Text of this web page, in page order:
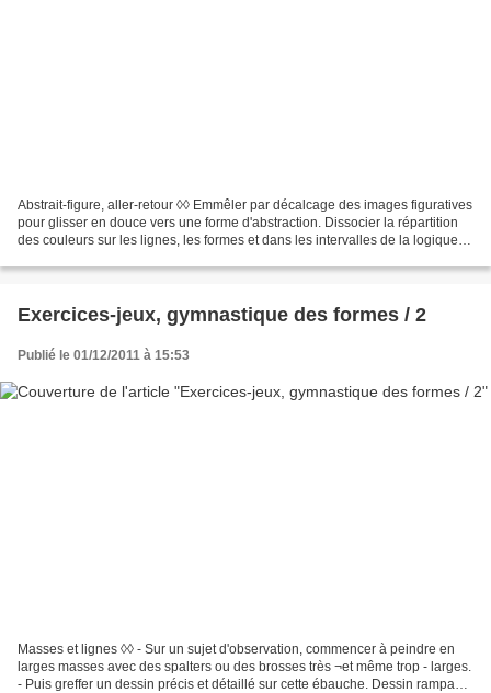
Abstrait-figure, aller-retour ◊◊ Emmêler par décalcage des images figuratives
pour glisser en douce vers une forme d'abstraction. Dissocier la répartition
des couleurs sur les lignes, les formes et dans les intervalles de la logique
Exercices-jeux, gymnastique des formes / 2
Publié le 01/12/2011 à 15:53
Masses et lignes ◊◊ - Sur un sujet d'observation, commencer à peindre en
larges masses avec des spalters ou des brosses très ¬et même trop - larges.
- Puis greffer un dessin précis et détaillé sur cette ébauche. Dessin rampant